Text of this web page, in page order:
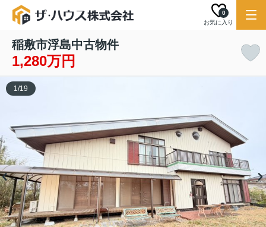
お気に入り
0
稲敷市浮島中古物件
1,280万円
1/19